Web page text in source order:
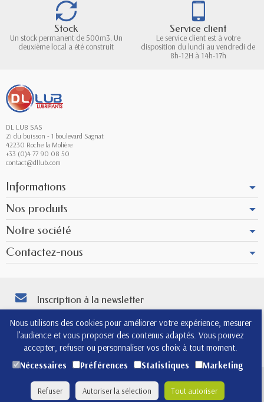
Nous utilisons des cookies pour améliorer votre expérience, mesurer
l’audience et vous proposer des contenus adaptés. Vous pouvez
accepter, refuser ou personnaliser vos choix à tout moment.
Nécessaires
Préférences Statistiques Marketing
Refuser Autoriser la sélection Tout autoriser
Stock
Un stock permanent de 500m3. Un
deuxième local a été construit
Service client
Le service client est à votre
disposition du lundi au vendredi de
8h-12H à 14h-17h
DL LUB SAS
Zi du buisson - 1 boulevard Sagnat
42230 Roche la Molière
+33 (0)4 77 90 08 50
contact@dllub.com
Informations
Nos produits
Notre société
Contactez-nous
Inscription à la newsletter
informations de contact dans les conditions d'utilisation du site.
Copyright © 2026 - Design byPrestacrea- Ecommerce
software byPrestaShop™
4.8
(565)